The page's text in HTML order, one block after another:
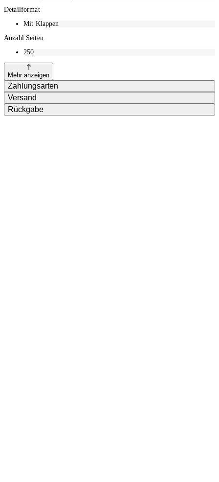
Detailformat
Mit Klappen
Anzahl Seiten
250
Mehr anzeigen
Zahlungsarten
Versand
Rückgabe